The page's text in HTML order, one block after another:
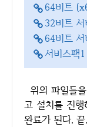
64비트
32비트
64비트
서비스팩
위의 파일들을 윈도우 비트에 관계 없이 모두 다운받
고 설치를 진
완료가 된다. 끝.